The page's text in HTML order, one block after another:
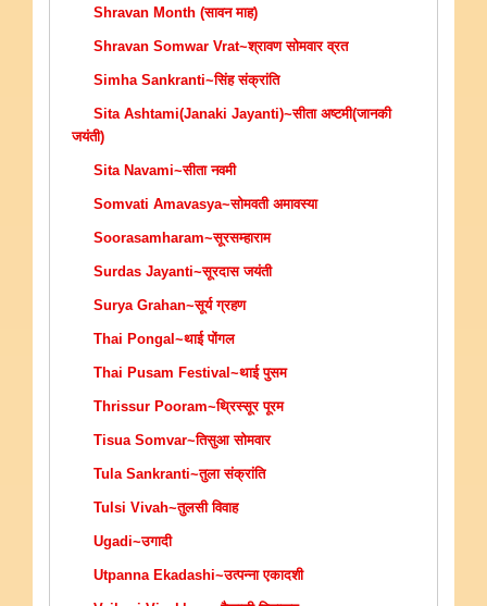
Shravan Month (सावन माह)
Shravan Somwar Vrat~श्रावण सोमवार व्रत
Simha Sankranti~सिंह संक्रांति
Sita Ashtami(Janaki Jayanti)~सीता अष्टमी(जानकी
जयंती)
Sita Navami~सीता नवमी
Somvati Amavasya~सोमवती अमावस्या
Soorasamharam~सूरसम्हाराम
Surdas Jayanti~सूरदास जयंती
Surya Grahan~सूर्य ग्रहण
Thai Pongal~थाई पोंगल
Thai Pusam Festival~थाई पुसम
Thrissur Pooram~थ्रिस्सूर पूरम
Tisua Somvar~तिसुआ सोमवार
Tula Sankranti~तुला संक्रांति
Tulsi Vivah~तुलसी विवाह
Ugadi~उगादी
Utpanna Ekadashi~उत्पन्ना एकादशी